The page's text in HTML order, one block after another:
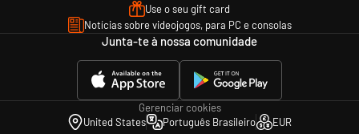
Use o seu gift card
Notícias sobre videojogos, para PC e consolas
Junta-te à nossa comunidade
Gerenciar cookies
United States
Português Brasileiro EUR